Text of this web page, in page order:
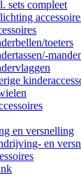
sets compleet
toeters
en versnelling
en